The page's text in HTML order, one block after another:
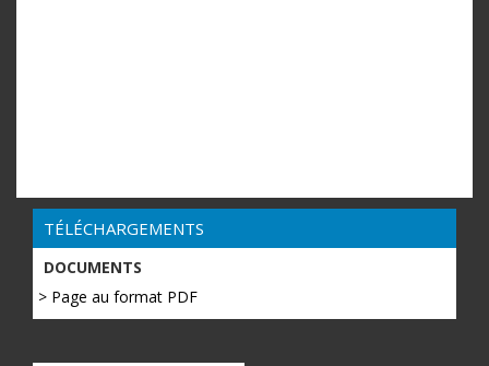
TÉLÉCHARGEMENTS
DOCUMENTS
> Page au format PDF